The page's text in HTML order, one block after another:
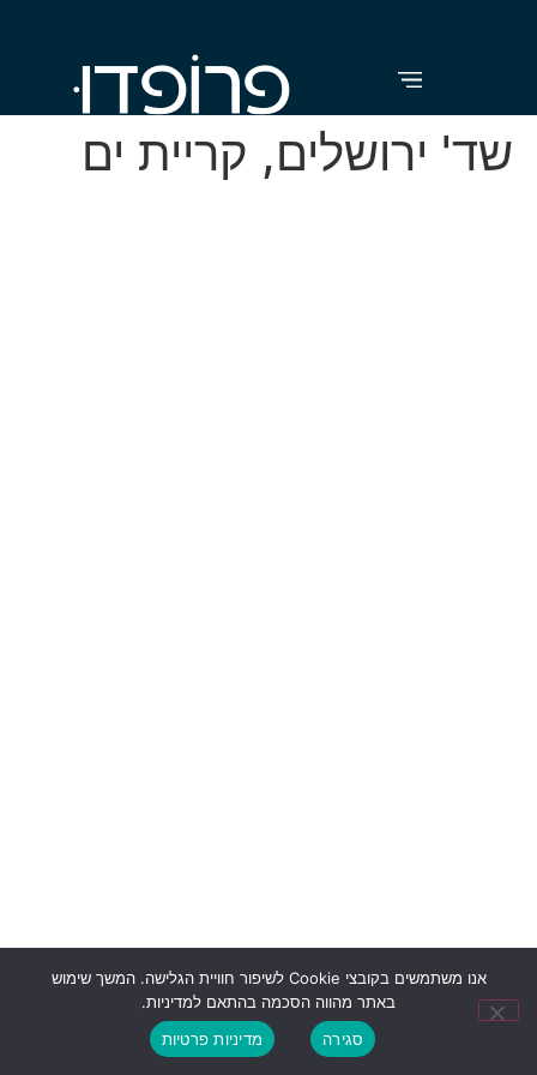
שד' ירושלים, קריית ים
אנו משתמשים בקובצי Cookie לשיפור חוויית הגלישה. המשך שימוש
באתר מהווה הסכמה בהתאם למדיניות.
סגירה
מדיניות פרטיות